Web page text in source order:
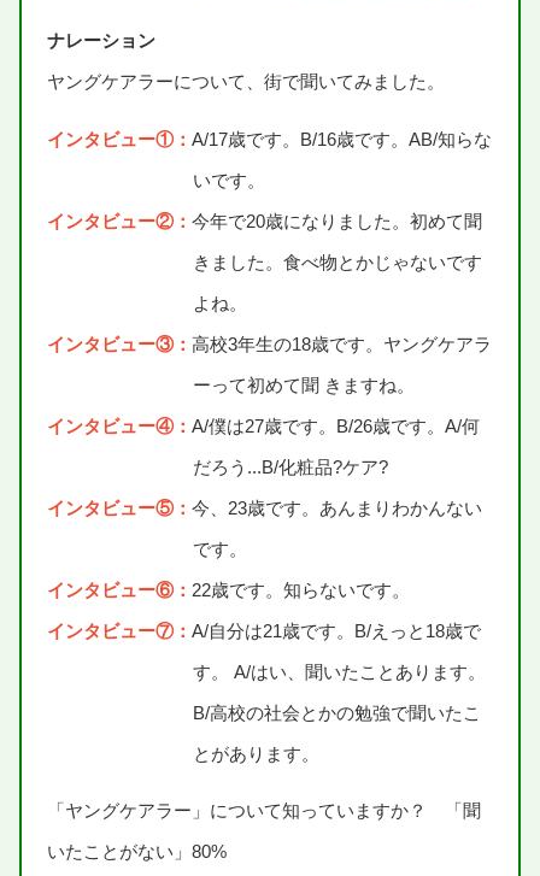
ナレーション
ヤングケアラーについて、 街で聞いてみました。
インタビュー①： A/17歳です。B/16歳です。AB/知らな
いです。
インタビュー②： 今年で20歳になりました。 初めて聞
きました。食べ物とかじゃないです
よね。
インタビュー③： 高校3年生の18歳です。ヤングケアラ
ーって初めて聞 きますね。
インタビュー④： A/僕は27歳です。B/26歳です。A/何
だろう...B/化粧品?ケア?
インタビュー⑤： 今 23歳です。あんまりわかんない
です。
インタビュー⑥： 22歳です。 知らないです。
インタビュー⑦： A/自分は21歳です。B/えっと 18歳で
す。 A/はい、 聞いたことあります。
B/高校の社会とかの勉強で聞いたこ
とがあります。
「ヤングケアラー」について知っていますか？ 「聞
いたことがない」 80%